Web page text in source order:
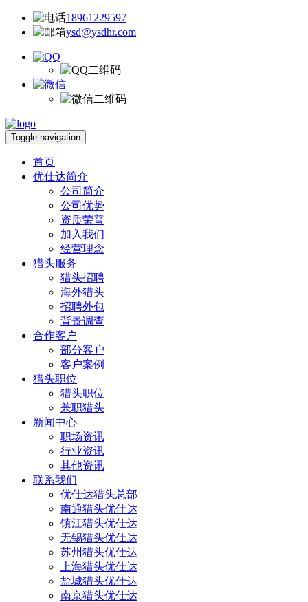
18961229597
ysd@ysdhr.com
Toggle navigation
首页
优仕达简介
公司简介
公司优势
资质荣普
加入我们
经营理念
猎头服务
猎头招聘
海外猎头
招聘外包
背景调查
合作客户
部分客户
客户案例
猎头职位
猎头职位
兼职猎头
新闻中心
职场资讯
行业资讯
其他资讯
联系我们
优仕达猎头总部
南通猎头优仕达
镇江猎头优仕达
无锡猎头优仕达
苏州猎头优仕达
上海猎头优仕达
盐城猎头优仕达
南京猎头优仕达